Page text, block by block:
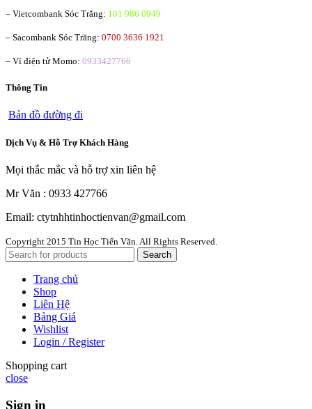
– Vietcombank Sóc Trăng: 101 986 0949
– Sacombank Sóc Trăng: 0700 3636 1921
– Ví điện tử Momo: 0933427766
Thông Tin
Bản đồ đường đi
Dịch Vụ & Hỗ Trợ Khách Hàng
Mọi thắc mắc và hỗ trợ xin liên hệ
Mr Văn : 0933 427766
Email: ctytnhhtinhoctienvan@gmail.com
Copyright 2015 Tin Học Tiến Văn. All Rights Reserved.
Search
Trang chủ
Shop
Liên Hệ
Bảng Giá
Wishlist
Login / Register
Shopping cart
close
Sign in